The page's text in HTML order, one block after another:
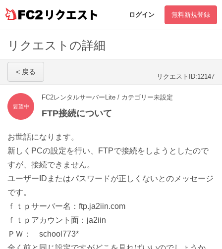
リクエスト ログイン 無料新規登録
リクエストの詳細
< 戻る
リクエストID:12147
要望中
FC2レンタルサーバーLite / カテゴリー未設定
FTP接続について
お世話になります。
新しくPCの設定を行い、FTPで接続をしようとしたので
すが、接続できません。
ユーザーIDまたはパスワードが正しくないとのメッセージ
です。
ｆｔｐサーバー名：ftp.ja2iin.com
ｆｔｐアカウント面：ja2iin
ＰＷ： school773*